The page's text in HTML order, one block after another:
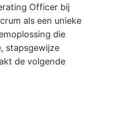
Officer bij
als een unieke
die
stapsgewijze
de volgende